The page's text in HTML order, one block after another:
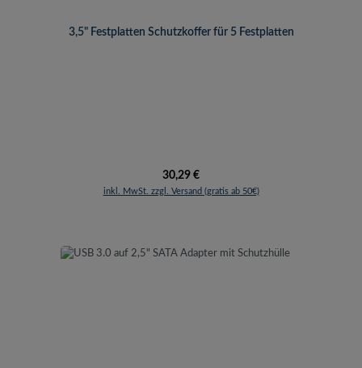
3,5" Festplatten Schutzkoffer für 5 Festplatten
Regulärer Preis:
30,29 €
inkl. MwSt. zzgl. Versand (gratis ab 50€)